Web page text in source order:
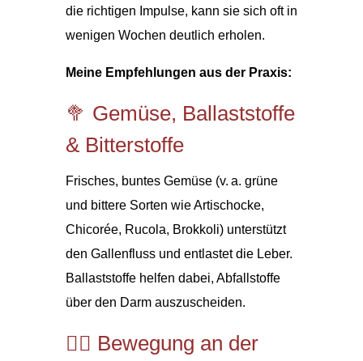
die richtigen Impulse, kann sie sich oft in
wenigen Wochen deutlich erholen.
Meine Empfehlungen aus der Praxis:
🥦 Gemüse, Ballaststoffe
& Bitterstoffe
Frisches, buntes Gemüse (v. a. grüne
und bittere Sorten wie Artischocke,
Chicorée, Rucola, Brokkoli) unterstützt
den Gallenfluss und entlastet die Leber.
Ballaststoffe helfen dabei, Abfallstoffe
über den Darm auszuscheiden.
🚶‍♀️ Bewegung an der